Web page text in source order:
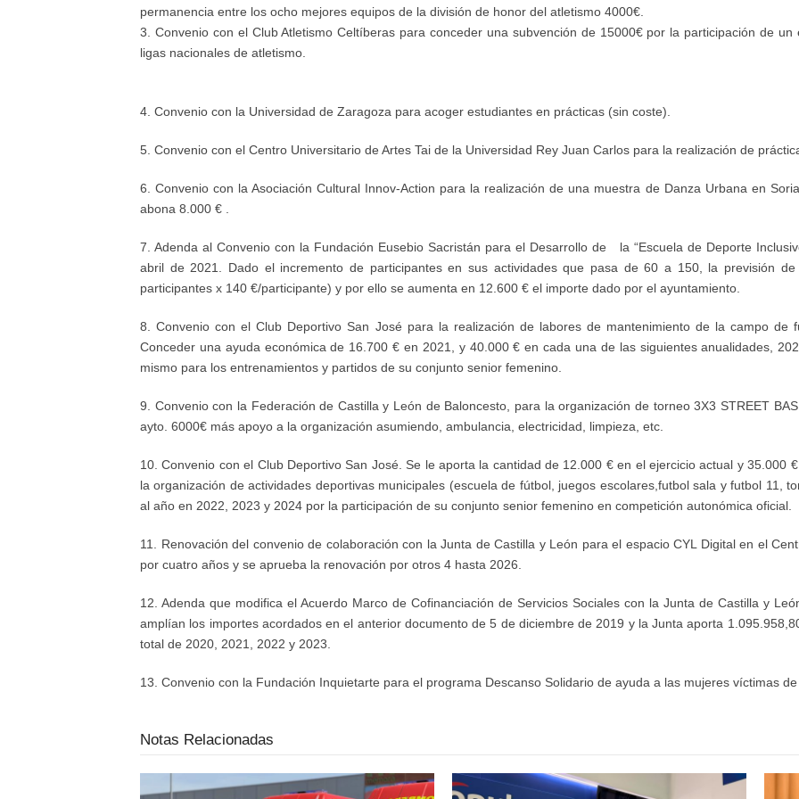
permanencia entre los ocho mejores equipos de la división de honor del atletismo 4000€.
3. Convenio con el Club Atletismo Celtíberas para conceder una subvención de 15000€ por la participación de
ligas nacionales de atletismo
4. Convenio con la Universidad de Zaragoza para acoger estudiantes en prácticas (sin coste).
5. Convenio con el Centro Universitario de Artes Tai de la Universidad Rey Juan Carlos para la realización de
6.Convenio con la Asociación Cultural Innov-Action para la realización de una muestra de Danza Urbana en
abona 8.000 €
7. Adenda al Convenio con la Fundación Eusebio Sacristán para el Desarrollo de la “Escuela de Deporte
abril de 2021. Dado el incremento de participantes en sus actividades que pasa de 60 a 150, la previsión
participantes x 140 €/participante) y por ello se aumenta en 12.600 € el importe dado por el ayuntamiento.
8.Convenio con el Club Deportivo San José para la realización de labores de mantenimiento de lacampo def
Conceder una ayuda económica de 16.700 € en 2021, y 40.000 € en cada una de las siguientes anualidades,
mismo para los entrenamientos y partidos de su conjunto senior femenino.
9. Convenio con la Federación de Castilla y León de Baloncesto, para la organización de torneo 3X3 STREET
ayto. 6000€ más apoyo a la organización asumiendo, ambulancia, electricidad, limpieza, etc.
10.Convenio con el Club Deportivo San José . Se le aporta la cantidad de 12.000 € en el ejercicio actual y 35.000
la organización de actividades deportivas municipales (escuela de fútbol, juegos escolares, futbol sala y futbol 11,
al año en 2022, 2023 y 2024 por la participación de su conjunto senior femenino en competición autonómica oficial.
11. Renovación del convenio de colaboración con la Junta de Castilla y León para el espacio CYL Digital en el
por cuatro años y se aprueba la renovación por otros 4 hasta 2026.
12. Adenda que modifica el Acuerdo Marco de Cofinanciación de Servicios Sociales con la Junta de Castilla y
amplían los importes acordados en el anterior documento de 5 de diciembre de 2019 y la Junta aporta
total de 2020, 2021, 2022 y 2023
13. Convenio con la Fundación Inquietarte para el programa Descanso Solidario de ayuda a las mujeres víctimas
Notas Relacionadas